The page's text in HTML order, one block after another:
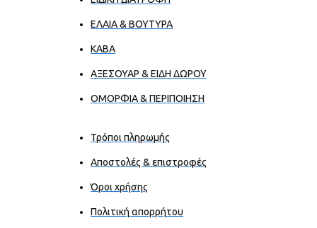
ΕΛΑΙΑ & ΒΟΥΤΥΡΑ
ΚΑΒΑ
ΑΞΕΣΟΥΑΡ & ΕΙΔΗ ΔΩΡΟΥ
ΟΜΟΡΦΙΑ & ΠΕΡΙΠΟΙΗΣΗ
Τρόποι πληρωμής
Αποστολές & επιστροφές
Όροι χρήσης
Πολιτική απορρήτου